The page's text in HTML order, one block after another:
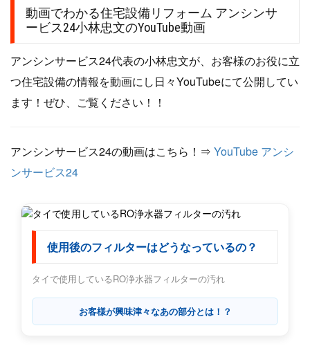
動画でわかる住宅設備リフォーム アンシンサ
ービス24小林忠文のYouTube動画
アンシンサービス24代表の小林忠文が、お客様のお役に立
つ住宅設備の情報を動画にし日々YouTubeにて公開してい
ます！ぜひ、ご覧ください！！
アンシンサービス24の動画はこちら！⇒ YouTube アンシ
ンサービス24
使用後のフィルターはどうなっているの？
タイで使用しているRO浄水器フィルターの汚れ
お客様が興味津々なあの部分とは！？